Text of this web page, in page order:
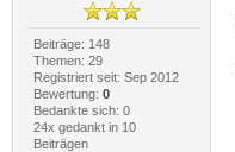
Beiträge: 148
Themen: 29
Registriert seit: Sep 2012
Bewertung: 0
Bedankte sich: 0
24x gedankt in 10
Beiträgen